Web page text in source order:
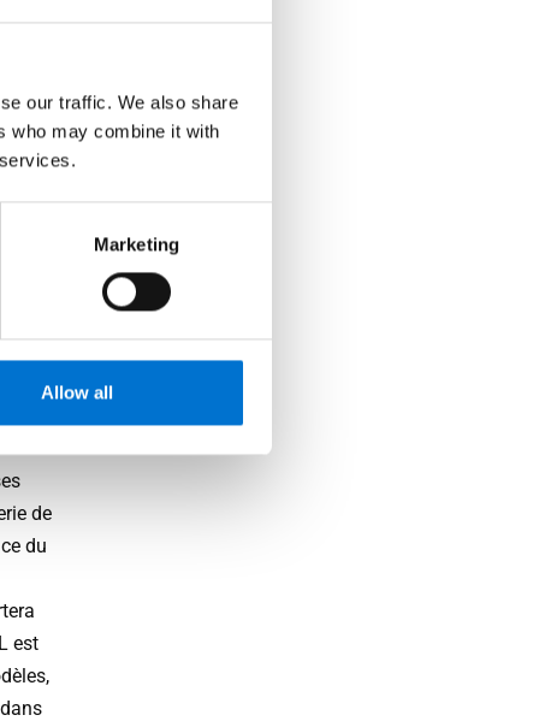
our traffic. We also share
who may combine it with
Marketing
Allow all
de
du
est